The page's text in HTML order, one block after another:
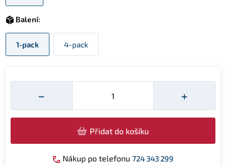
Balení:
1-pack 4-pack
−
Množství
+
Přidat do košíku
Nákup po telefonu 724 343 299